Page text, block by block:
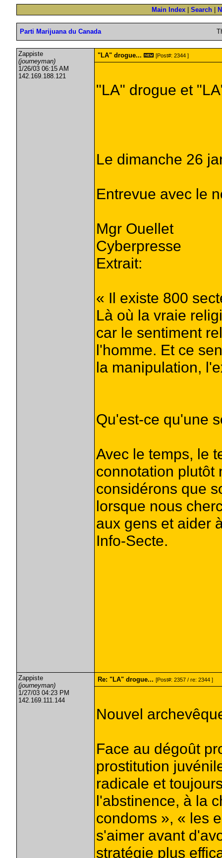
Main Index Search
Parti Marijuana du Canada
Zappiste
(journeyman)
1/26/03 06:15 AM
142.169.188.121
"LA" drogue... [Post#: 2344 ]
"LA" drogue et
Le dimanche 26
Entrevue avec le
Mgr Ouellet
Cyberpresse
Extrait:
« Il existe 800
Là où la vraie
car le sentiment
l'homme. Et ce
la manipulation,
Qu'est-ce qu'une
Avec le temps, le
connotation plutôt
considérons que
lorsque nous
aux gens et aider
Info-Secte.
Zappiste
(journeyman)
1/27/03 04:23 PM
142.169.111.144
Re: "LA" drogue... [Post#: 2357 / re: 2344 ]
Nouvel
Face au dégoût
prostitution
radicale et
l'abstinence, à la
condoms », « les
s'aimer avant
stratégie plus